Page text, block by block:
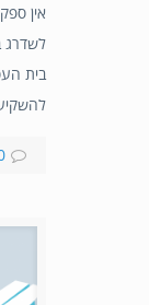
אין
לשדרג
בית